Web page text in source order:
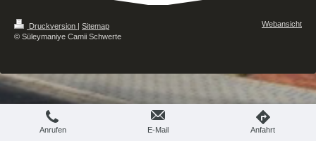
Druckversion
Sitemap
© Süleymaniye Camii Schwerte
Webansicht
Anrufen E-Mail Anfahrt